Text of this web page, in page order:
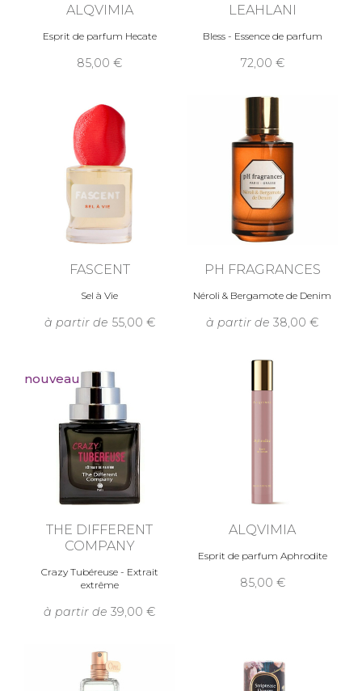
ALQVIMIA
Esprit de parfum Hecate
85,00
LEAHLANI
Bless - Essence de parfum
72,00
FASCENT
Sel à Vie
à partir de 55,00
PH FRAGRANCES
Néroli & Bergamote de Denim
à partir de 38,00
nouveau
THE DIFFERENT
COMPANY
Crazy Tubéreuse - Extrait
extrême
à partir de 39,00
ALQVIMIA
Esprit de parfum Aphrodite
85,00